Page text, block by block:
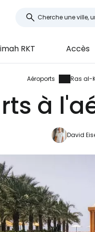
RKT Accès
Aéroports Ras al-
à
David